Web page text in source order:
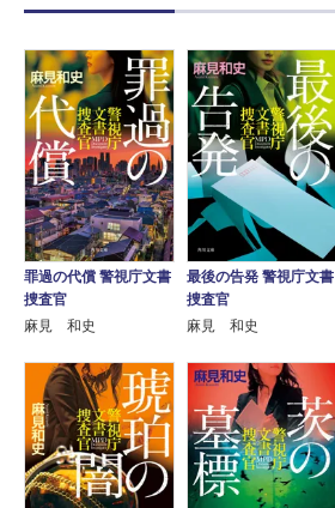
罪過の代償 警視庁文書
捜査官
麻見 和史
最後の告発 警視庁文書
捜査官
麻見 和史